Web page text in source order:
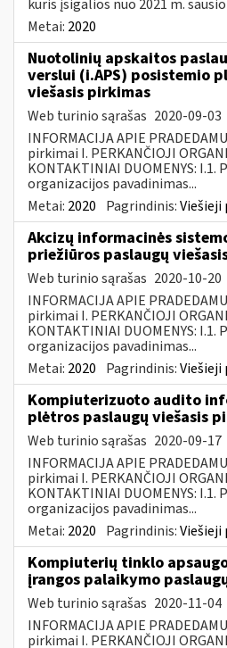
kuris įsigalios nuo 2021 m. sausio
Metai: 2020
Nuotolinių apskaitos
verslui (i.APS) posistemio
viešasis pirkimas
Web turinio sąrašas 2020-09-03
INFORMACIJA APIE
pirkimai I. PERKANČIOJI
KONTAKTINIAI DUOMENYS: I.1.
organizacijos pavadinimas...
Metai: 2020 Pagrindinis:
Akcizų informacinės
priežiūros paslaugų
Web turinio sąrašas 2020-10-20
INFORMACIJA APIE
pirkimai I. PERKANČIOJI
KONTAKTINIAI DUOMENYS: I.1.
organizacijos pavadinimas...
Metai: 2020 Pagrindinis:
Kompiuterizuoto audito
plėtros paslaugų viešasis
Web turinio sąrašas 2020-09-17
INFORMACIJA APIE
pirkimai I. PERKANČIOJI
KONTAKTINIAI DUOMENYS: I.1.
organizacijos pavadinimas...
Metai: 2020 Pagrindinis:
Kompiuterių tinklo
įrangos palaikymo
Web turinio sąrašas 2020-11-04
INFORMACIJA APIE
pirkimai I. PERKANČIOJI